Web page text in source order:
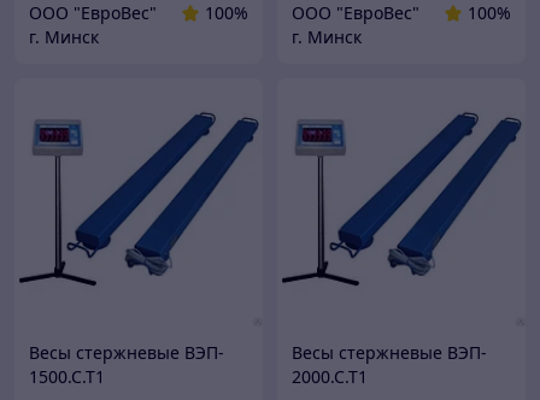
ООО "ЕвроВес"
100%
г. Минск
ООО "ЕвроВес"
100%
г. Минск
Весы стержневые ВЭП-
1500.С.Т1
Весы стержневые ВЭП-
2000.С.Т1